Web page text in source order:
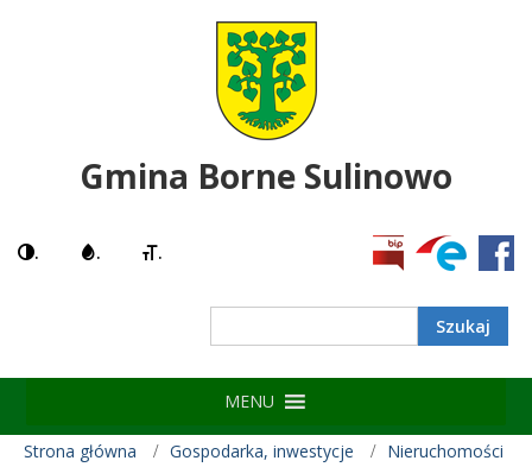
Gmina Borne Sulinowo
. . .
MENU
Strona główna Gospodarka, inwestycje
Nieruchomości